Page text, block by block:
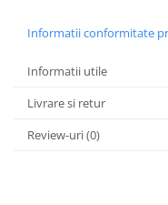
Informatii conformitate
Informatii utile
Livrare si retur
Review-uri(0)